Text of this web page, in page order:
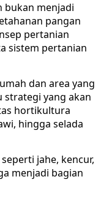
bukan menjadi
pangan
pertanian
sistem pertanian
dan area yang
yang akan
hortikultura
hingga selada
jahe, kencur,
menjadi bagian